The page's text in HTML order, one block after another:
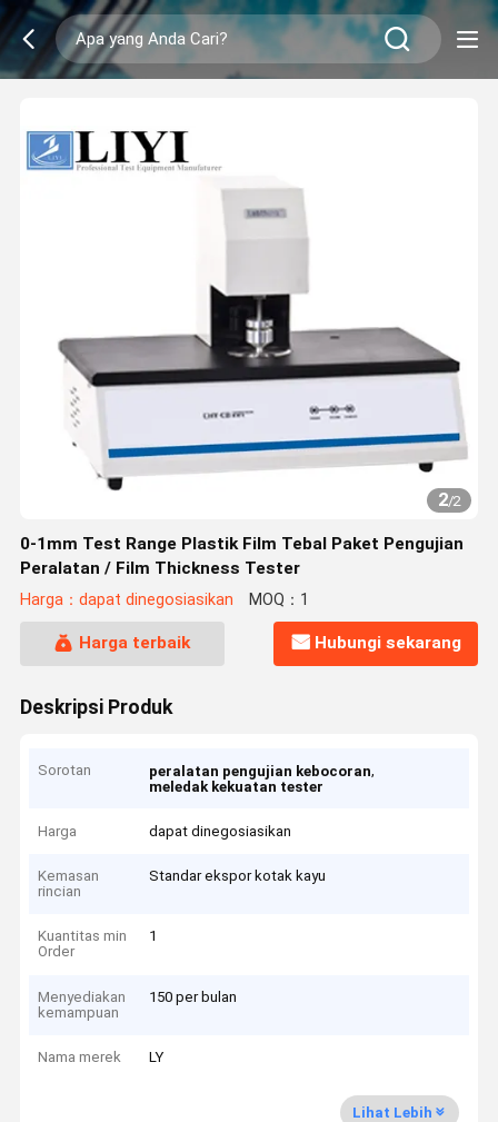
2/2
0-1mm Test Range Plastik Film Tebal Paket Pengujian
Peralatan / Film Thickness Tester
Harga：dapat dinegosiasikan MOQ：1
Harga terbaik Hubungi sekarang
Deskripsi Produk
Sorotan peralatan pengujian kebocoran,
meledak kekuatan tester
Harga dapat dinegosiasikan
Kemasan
rincian
Standar ekspor kotak kayu
Kuantitas min
Order
1
Menyediakan
kemampuan
150 per bulan
Nama merek LY
Lihat Lebih